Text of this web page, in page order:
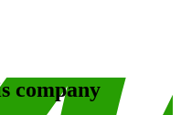
company